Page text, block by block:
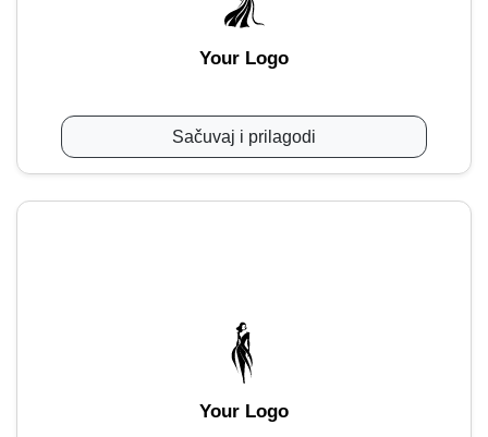
Your Logo
Sačuvaj i prilagodi
Your Logo